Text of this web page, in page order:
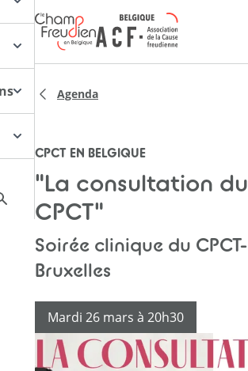
Retourner à l'accueil
Agenda
CPCT EN BELGIQUE
"La consultation du
CPCT"
Soirée clinique du CPCT-
Bruxelles
Mardi 26 mars à 20h30